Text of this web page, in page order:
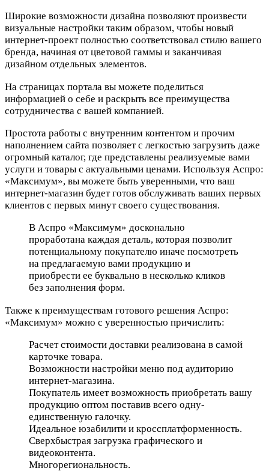
Широкие возможности дизайна позволяют произвести
визуальные настройки таким образом, чтобы новый
интернет-проект полностью соответствовал стилю вашего
бренда, начиная от цветовой гаммы и заканчивая
дизайном отдельных элементов.
На страницах портала вы можете поделиться
информацией о себе и раскрыть все преимущества
сотрудничества с вашей компанией.
Простота работы с внутренним контентом и прочим
наполнением сайта позволяет с легкостью загрузить даже
огромный каталог, где представлены реализуемые вами
услуги и товары с актуальными ценами. Используя Аспро:
«Максимум», вы можете быть уверенными, что ваш
интернет-магазин будет готов обслуживать ваших первых
клиентов с первых минут своего существования.
В Аспро «Максимум» досконально
проработана каждая деталь, которая позволит
потенциальному покупателю иначе посмотреть
на предлагаемую вами продукцию и
приобрести ее буквально в несколько кликов
без заполнения форм.
Также к преимуществам готового решения Аспро:
«Максимум» можно с уверенностью причислить:
Расчет стоимости доставки реализована в самой
карточке товара.
Возможности настройки меню под аудиторию
интернет-магазина.
Покупатель имеет возможность приобретать вашу
продукцию оптом поставив всего одну-
единственную галочку.
Идеальное юзабилити и кроссплатформенность.
Сверхбыстрая загрузка графического и
видеоконтента.
Многорегиональность.